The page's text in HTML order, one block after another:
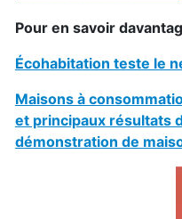
Pour en savoir
Écohabitation teste le
Maisons à
et principaux résultats
démonstration de